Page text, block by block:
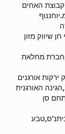
הזיתים 1,אבי חן שיווק מזון
חנינה,ג'סר א, נטף 2,חברת מחלאת
אלון 24 מתחם סן